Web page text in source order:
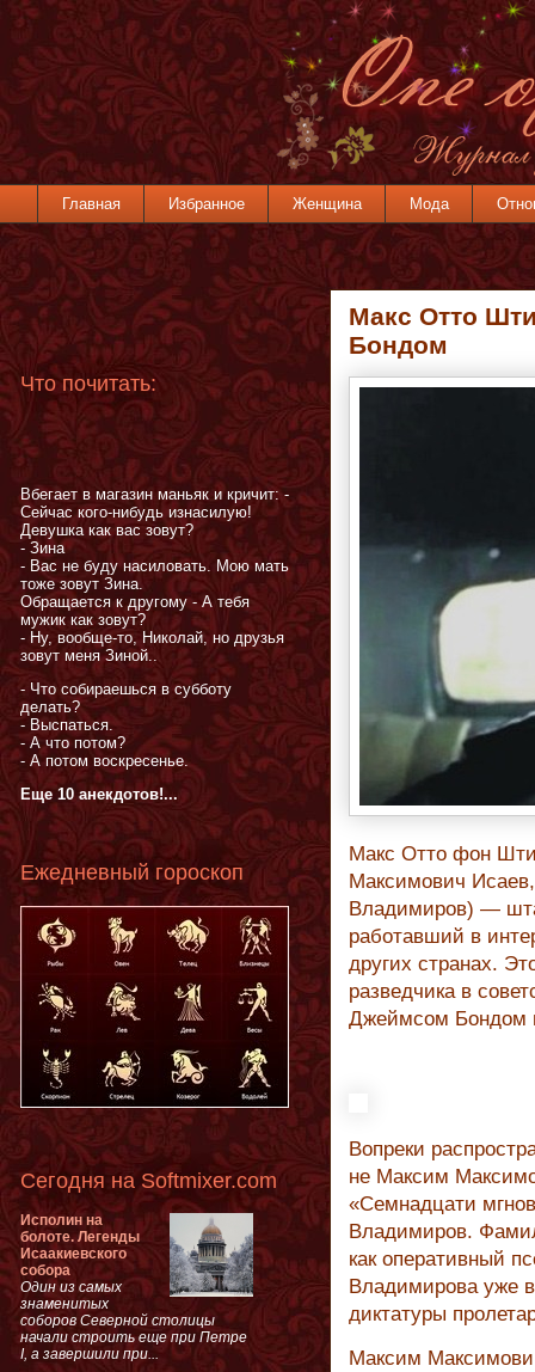
Главная Избранное Женщина Мода
Макс Отто
Бондом
Макс Отто фон
Максимович
Владимиров) —
работавший в
других странах.
разведчика в
Джеймсом Бондом
Вопреки
не Максим
«Семнадцати
Владимиров.
как оперативный
Владимирова уже
диктатуры
Максим
Что почитать:
Вбегает в магазин маньяк и кричит: -
Сейчас кого-нибудь изнасилую!
Девушка как вас зовут?
- Зина
- Вас не буду насиловать. Мою мать
тоже зовут Зина.
Обращается к другому - А тебя
мужик как зовут?
- Ну, вообще-то, Николай, но друзья
зовут меня Зиной..
- Что собираешься в субботу
делать?
- Выспаться.
- А что потом?
- А потом воскресенье.
Еще 10 анекдотов!...
Ежедневный гороскоп
Сегодня на Softmixer.com
Исполин на
болоте. Легенды
Исаакиевского
собора
Один из самых
знаменитых
соборов Северной столицы
начали строить еще при Петре
I, а завершили при...